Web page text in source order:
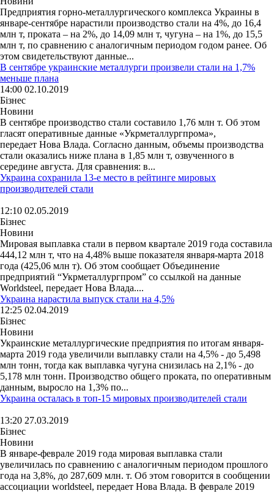
Предприятия горно-металлургического комплекса Украины в
январе-сентябре нарастили производство стали на 4%, до 16,4
млн т, проката – на 2%, до 14,09 млн т, чугуна – на 1%, до 15,5
млн т, по сравнению с аналогичным периодом годом ранее. Об
этом свидетельствуют данные...
В сентябре украинские металлурги произвели стали на 1,7%
меньше плана
14:00 02.10.2019
Бізнес
Новини
В сентябре производство стали составило 1,76 млн т. Об этом
гласят оперативные данные «Укрметаллургпрома»,
передает Нова Влада. Согласно данным, объемы производства
стали оказались ниже плана в 1,85 млн т, озвученного в
середине августа. Для сравнения: в...
Украина сохранила 13-е место в рейтинге мировых
производителей стали
12:10 02.05.2019
Бізнес
Новини
Мировая выплавка стали в первом квартале 2019 года составила
444,12 млн т, что на 4,48% выше показателя января-марта 2018
года (425,06 млн т). Об этом сообщает Объединение
предприятий “Укрметаллургпром” со ссылкой на данные
Worldsteel, передает Нова Влада....
Украина нарастила выпуск стали на 4,5%
12:25 02.04.2019
Бізнес
Новини
Украинские металлургические предприятия по итогам января-
марта 2019 года увеличили выплавку стали на 4,5% - до 5,498
млн тонн, тогда как выплавка чугуна снизилась на 2,1% - до
5,178 млн тонн. Производство общего проката, по оперативным
данным, выросло на 1,3% по...
Украина осталась в топ-15 мировых производителей стали
13:20 27.03.2019
Бізнес
Новини
В январе-феврале 2019 года мировая выплавка стали
увеличилась по сравнению с аналогичным периодом прошлого
года на 3,8%, до 287,609 млн. т. Об этом говорится в сообщении
ассоциации worldsteel, передает Нова Влада. В феврале 2019